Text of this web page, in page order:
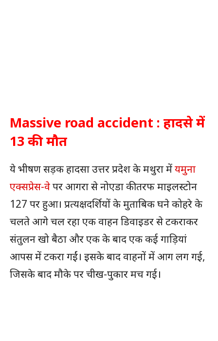
Massive road accident : हादसे में
13 की मौत
ये भीषण सड़क हादसा उत्तर प्रदेश के मथुरा मेंयमुना
एक्सप्रेस-वेपर आगरा से नोएडा की तरफ माइलस्टोन
127 पर हुआ। प्रत्यक्षदर्शियों के मुताबिक घने कोहरे के
चलते आगे चल रहा एक वाहन डिवाइडर से टकराकर
संतुलन खो बैठा और एक के बाद एक कई गाड़ियां
आपस में टकरा गईं। इसके बाद वाहनों में आग लग गई,
जिसके बाद मौके पर चीख-पुकार मच गई।